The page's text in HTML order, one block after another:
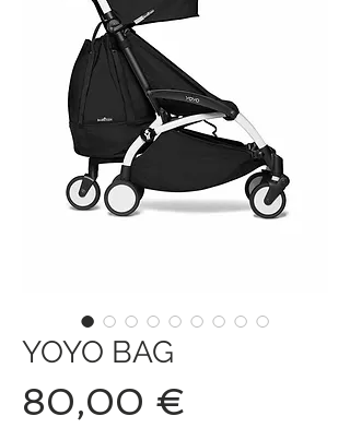
YOYO BAG
80,00 €